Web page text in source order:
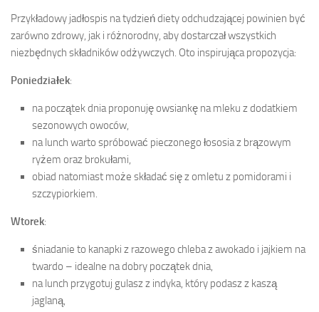
Przykładowy jadłospis na tydzień diety odchudzającej powinien być
zarówno zdrowy, jak i różnorodny, aby dostarczał wszystkich
niezbędnych składników odżywczych. Oto inspirująca propozycja:
Poniedziałek:
na początek dnia proponuję owsiankę na mleku z dodatkiem
sezonowych owoców,
na lunch warto spróbować pieczonego łososia z brązowym
ryżem oraz brokułami,
obiad natomiast może składać się z omletu z pomidorami i
szczypiorkiem.
Wtorek:
śniadanie to kanapki z razowego chleba z awokado i jajkiem na
twardo – idealne na dobry początek dnia,
na lunch przygotuj gulasz z indyka, który podasz z kaszą
jaglaną,